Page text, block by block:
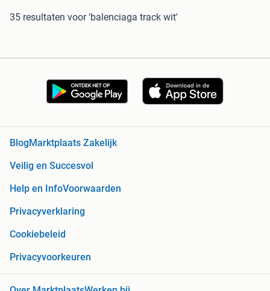
35 resultaten voor 'balenciaga track wit'
BlogMarktplaats Zakelijk
Veilig en Succesvol
Help en InfoVoorwaarden
Privacyverklaring
Cookiebeleid
Privacyvoorkeuren